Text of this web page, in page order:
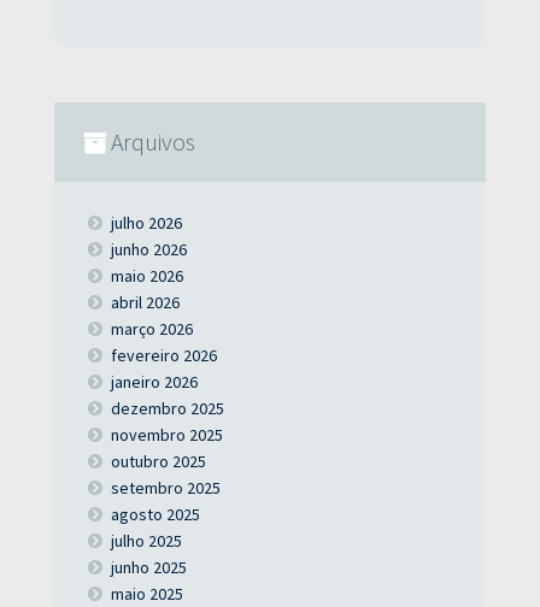
Arquivos
julho 2026
junho 2026
maio 2026
abril 2026
março 2026
fevereiro 2026
janeiro 2026
dezembro 2025
novembro 2025
outubro 2025
setembro 2025
agosto 2025
julho 2025
junho 2025
maio 2025